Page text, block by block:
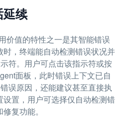
延续
价值的特性之一是其智能错误
，终端能自动检测错误状况并
符。用户可点击该指示符或按
面板，此时错误上下文已自
误原因，还能建议甚至直接执
置，用户可选择仅自动检测错
复功能。